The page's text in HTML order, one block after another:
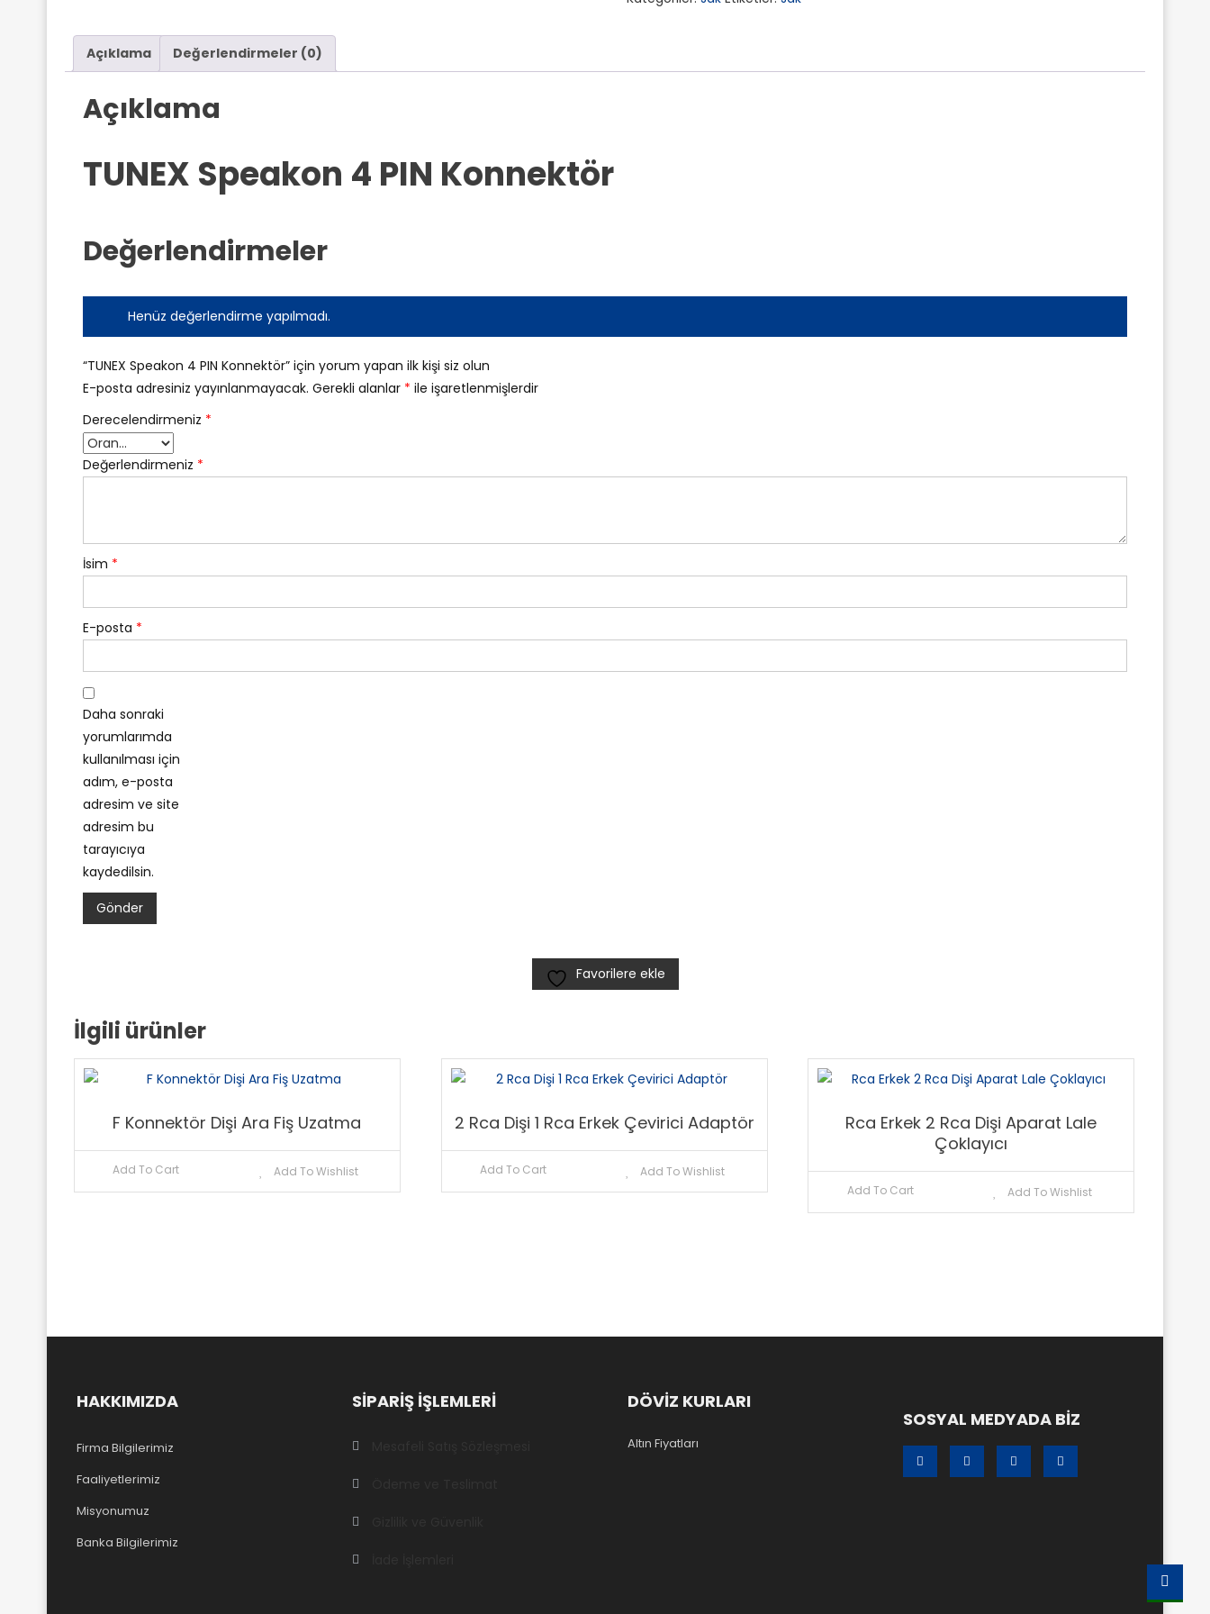
Açıklama Değerlendirmeler (0)
Açıklama
TUNEX Speakon 4 PIN Konnektör
Değerlendirmeler
Henüz değerlendirme yapılmadı.
“TUNEX Speakon 4 PIN Konnektör” için yorum yapan ilk kişi siz olun
E-posta adresiniz yayınlanmayacak. Gerekli alanlar * ile işaretlenmişlerdir
Derecelendirmeniz *
Değerlendirmeniz *
İsim *
E-posta *
Daha sonraki
yorumlarımda
kullanılması için
adım, e-posta
adresim ve site
adresim bu
tarayıcıya
kaydedilsin.
Favorilere ekle
İlgili ürünler
F Konnektör Dişi Ara Fiş Uzatma
Add To Cart Add To Wishlist
2 Rca Dişi 1 Rca Erkek Çevirici Adaptör
Add To Cart Add To Wishlist
Rca Erkek 2 Rca Dişi Aparat Lale
Çoklayıcı
Add To Cart Add To Wishlist
HAKKIMIZDA
Firma Bilgilerimiz
Faaliyetlerimiz
Misyonumuz
Banka Bilgilerimiz
SIPARIŞ IŞLEMLERI DÖVİZ KURLARI
Altın Fiyatları
SOSYAL MEDYADA BİZ